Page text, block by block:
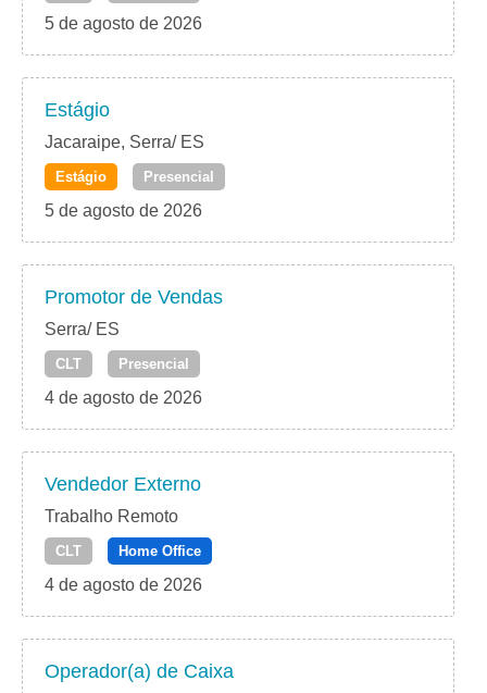
5 de agosto de 2026
Estágio
Jacaraipe, Serra/ ES
Estágio Presencial
5 de agosto de 2026
Promotor de Vendas
Serra/ ES
CLT Presencial
4 de agosto de 2026
Vendedor Externo
Trabalho Remoto
CLT Home Office
4 de agosto de 2026
Operador(a) de Caixa